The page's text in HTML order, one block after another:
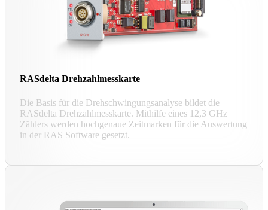
RASdelta Drehzahlmesskarte
Die Basis für die Drehschwingungsanalyse bildet die
RASdelta Drehzahlmesskarte. Mithilfe eines 12,3 GHz
Zählers werden hochgenaue Zeitmarken für die Auswertung
in der RAS Software gesetzt.